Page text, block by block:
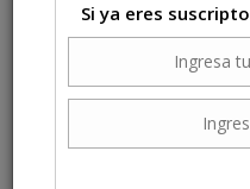
Si ya eres